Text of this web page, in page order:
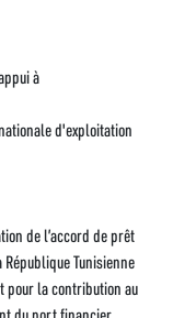
à
d'exploitation
de l’accord de prêt
Tunisienne
pour la contribution au